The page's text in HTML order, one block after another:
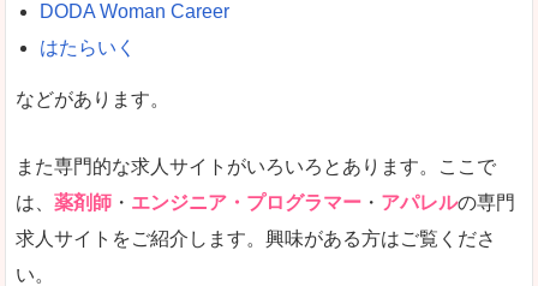
悪いところ
未経験 未経験の求人もあります
営業職を探している方にとっては、有利なサイト
DODA Woman Career
はたらいく
などがあります。
また専門的な求人サイトがいろいろとあります。ここで
は、 薬剤師 ・ エンジニア・プログラマー ・ アパレルの専門
求人サイトをご紹介します。興味がある方はご覧くださ
い。